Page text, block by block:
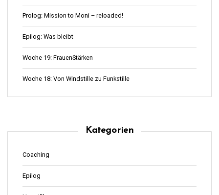
Prolog: Mission to Moni – reloaded!
Epilog: Was bleibt
Woche 19: FrauenStärken
Woche 18: Von Windstille zu Funkstille
Kategorien
Coaching
Epilog